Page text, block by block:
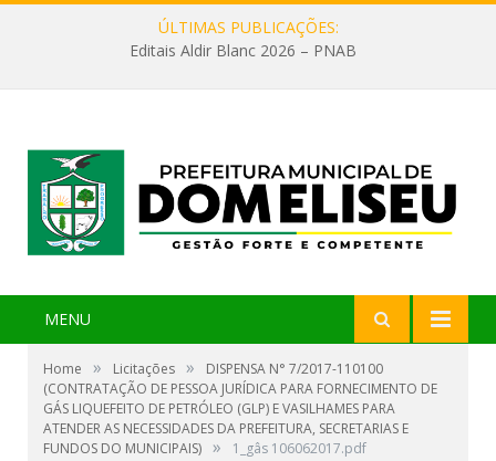
ÚLTIMAS PUBLICAÇÕES:
Editais Aldir Blanc 2026 – PNAB
MENU
Home » Licitações »
DISPENSA N° 7/2017-110100
(CONTRATAÇÃO DE PESSOA JURÍDICA PARA FORNECIMENTO DE
GÁS LIQUEFEITO DE PETRÓLEO (GLP) E VASILHAMES PARA
ATENDER AS NECESSIDADES DA PREFEITURA, SECRETARIAS E
FUNDOS DO MUNICIPAIS) » 1_gâs 106062017.pdf